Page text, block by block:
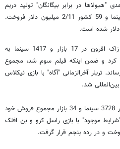
در برابر بیگانگان" تولید دریم
ورکس انیمیشن شد که در 6667 سینما و 59 کشور 2/11 میلیون دلار فروخت.
فیلم تین‌ایجری "دوباره 17" با بازی زاک افرون در 17 بازار و 1417 سینما به
پیدا کرد و ضمن اینکه فیلم سوم شد، مجموع
میلیون دلار رساند. تریلر آخرالزمانی "آگاه" با بازی نیکلاس
شد.
این فیلم با 1/4 میلیون دلار فروش در 3728 سینما و 34 بازار مجموع فروش خود
تریلر "شرایط موجود" با بازی راسل کرو و بن افلک